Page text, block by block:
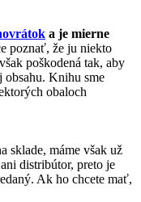
a je mierne
poznať, že ju niekto
poškodená tak, aby
Knihu sme
obaloch
sklade, máme však už
distribútor, preto je
Ak ho chcete mať,